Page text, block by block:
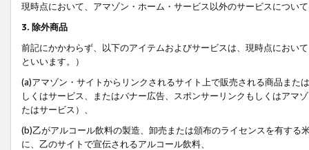
現時点において、アマゾン・ホーム・サービス以外のサービスについ
3. 除外商品
前記にかかわらず、以下のアイテムおよびサービスは、現時点におい
といいます。）
(a)アマゾン・サイトからリンクされるサイト上で販売される商品ま
しくはサービス、またはバナー広告、スポンサーリンクもしくはアマ
たはサービス）、
(b)乙がアルコール飲料の製造、卸売または頒布のライセンスを有す
に、乙のサイトで宣伝されるアルコール飲料、